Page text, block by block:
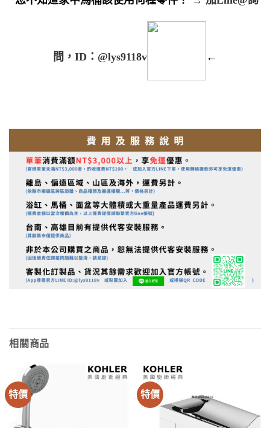
問，ID：@lys9118v ←
相關商品
特價 特價